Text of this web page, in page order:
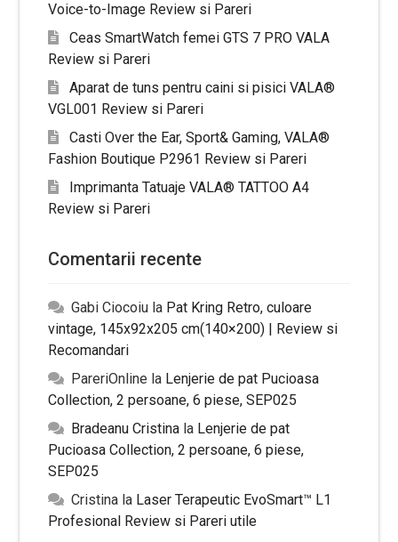
Voice-to-Image Review si Pareri
Ceas SmartWatch femei GTS 7 PRO VALA
Review si Pareri
Aparat de tuns pentru caini si pisici VALA®
VGL001 Review si Pareri
Casti Over the Ear, Sport& Gaming, VALA®
Fashion Boutique P2961 Review si Pareri
Imprimanta Tatuaje VALA® TATTOO A4
Review si Pareri
Comentarii recente
Gabi Ciocoiu la Pat Kring Retro, culoare
vintage, 145x92x205 cm(140×200) | Review si
Recomandari
PareriOnline la Lenjerie de pat Pucioasa
Collection, 2 persoane, 6 piese, SEP025
Bradeanu Cristina la Lenjerie de pat
Pucioasa Collection, 2 persoane, 6 piese,
SEP025
Cristina la Laser Terapeutic EvoSmart™ L1
Profesional Review si Pareri utile